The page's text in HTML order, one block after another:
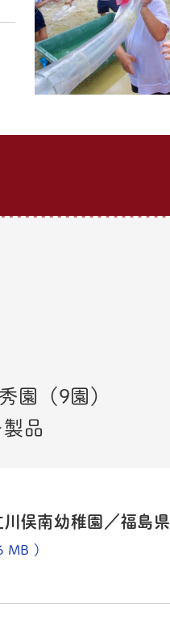
園（9園）
品
川俣南幼稚園／福島県
MB ）